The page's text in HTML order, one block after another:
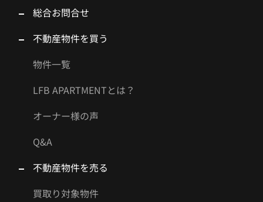
総合お問合せ
不動産物件を買う
物件一覧
LFB APARTMENTとは？
オーナー様の声
Q&A
不動産物件を売る
買取り対象物件